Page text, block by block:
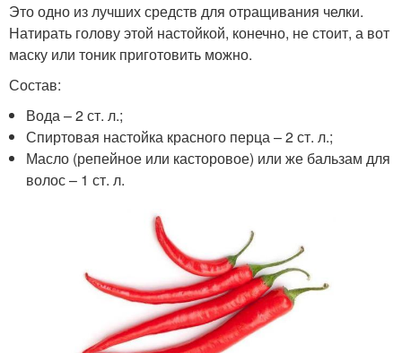
Это одно из лучших средств для отращивания челки.
Натирать голову этой настойкой, конечно, не стоит, а вот
маску или тоник приготовить можно.
Состав:
Вода – 2 ст. л.;
Спиртовая настойка красного перца – 2 ст. л.;
Масло (репейное или касторовое) или же бальзам для
волос – 1 ст. л.